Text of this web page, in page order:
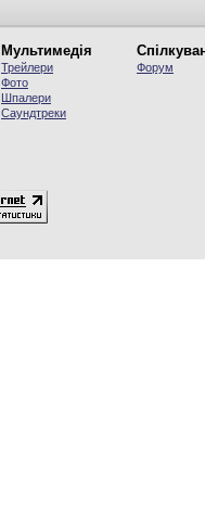
Мультимедія
Трейлери
Фото
Шпалери
Саундтреки
Форум